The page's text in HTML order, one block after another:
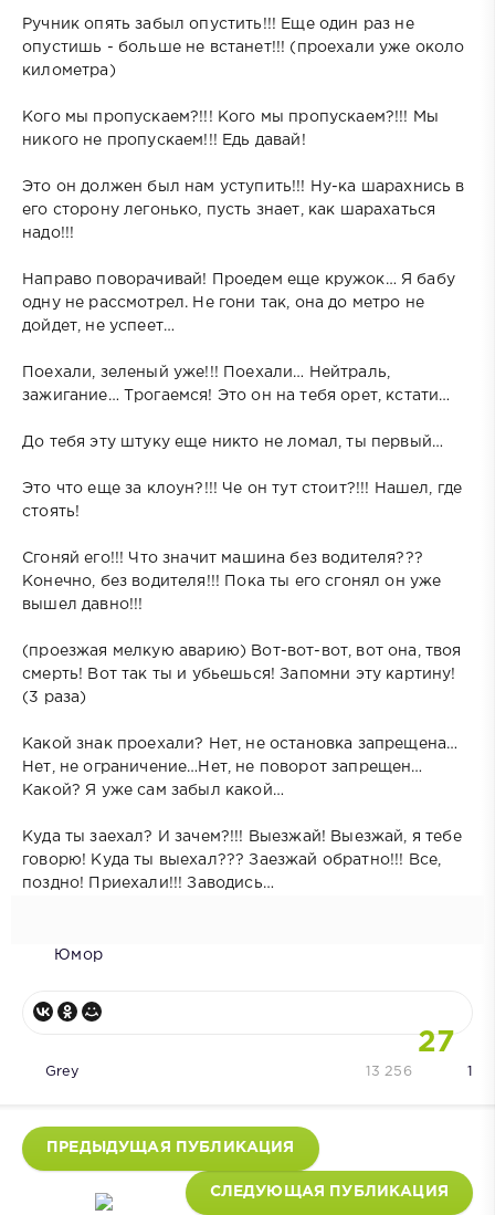
Ручник опять забыл опустить!!! Еще один раз не
опустишь - больше не встанет!!! (проехали уже около
километра)
Кого мы пропускаем?!!! Кого мы пропускаем?!!! Мы
никого не пропускаем!!! Едь давай!
Это он должен был нам уступить!!! Ну-ка шарахнись в
его сторону легонько, пусть знает, как шарахаться
надо!!!
Направо поворачивай! Проедем еще кружок… Я бабу
одну не рассмотрел. Не гони так, она до метро не
дойдет, не успеет…
Поехали, зеленый уже!!! Поехали… Нейтраль,
зажигание… Трогаемся! Это он на тебя орет, кстати…
До тебя эту штуку еще никто не ломал, ты первый…
Это что еще за клоун?!!! Че он тут стоит?!!! Нашел, где
стоять!
Сгоняй его!!! Что значит машина без водителя???
Конечно, без водителя!!! Пока ты его сгонял он уже
вышел давно!!!
(проезжая мелкую аварию) Вот-вот-вот, вот она, твоя
смерть! Вот так ты и убьешься! Запомни эту картину!
(3 раза)
Какой знак проехали? Нет, не остановка запрещена…
Нет, не ограничение…Нет, не поворот запрещен…
Какой? Я уже сам забыл какой…
Куда ты заехал? И зачем?!!! Выезжай! Выезжай, я тебе
говорю! Куда ты выехал??? Заезжай обратно!!! Все,
поздно! Приехали!!! Заводись…
Юмор
27
Grey 13 256
ПРЕДЫДУЩАЯ ПУБЛИКАЦИЯ
СЛЕДУЮЩАЯ ПУБЛИКАЦИЯ